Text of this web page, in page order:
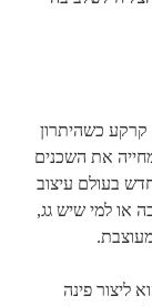
כשהיתרון
את השכנים
בעולם עיצוב
למי שיש גג,
פינה